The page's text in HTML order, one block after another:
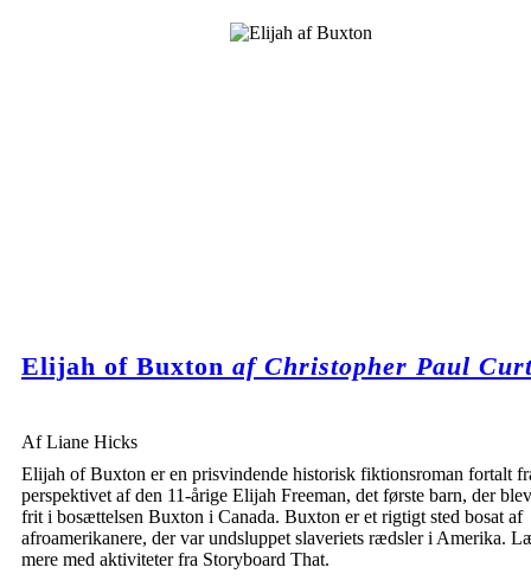
Elijah of Buxton af Christopher Paul
Af Liane Hicks
Elijah of Buxton er en prisvindende historisk fiktionsroman fortalt
perspektivet af den 11-årige Elijah Freeman, det første barn, der
frit i bosættelsen Buxton i Canada. Buxton er et rigtigt sted bosat af
afroamerikanere, der var undsluppet slaveriets rædsler i Amerika.
mere med aktiviteter fra Storyboard That.